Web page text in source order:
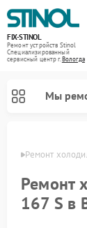
FIX-STINOL
Ремонт устройств Stinol
Специализированный
cервисный центр г.Вологда
Мы
Ремонт
Ремонт
167 S в